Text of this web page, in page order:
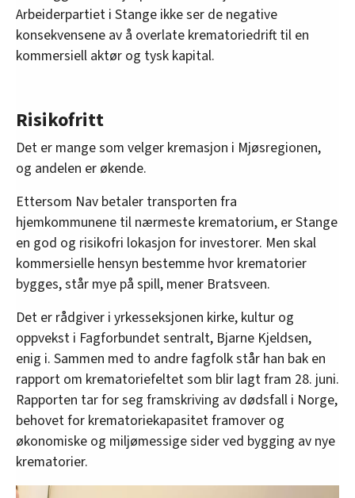
Arbeiderpartiet i Stange ikke ser de negative
konsekvensene av å overlate krematoriedrift til en
kommersiell aktør og tysk kapital.
Risikofritt
Det er mange som velger kremasjon i Mjøsregionen,
og andelen er økende.
Ettersom Nav betaler transporten fra
hjemkommunene til nærmeste krematorium, er Stange
en god og risikofri lokasjon for investorer. Men skal
kommersielle hensyn bestemme hvor krematorier
bygges, står mye på spill, mener Bratsveen.
Det er rådgiver i yrkesseksjonen kirke, kultur og
oppvekst i Fagforbundet sentralt, Bjarne Kjeldsen,
enig i. Sammen med to andre fagfolk står han bak en
rapport om krematoriefeltet som blir lagt fram 28. juni.
Rapporten tar for seg framskriving av dødsfall i Norge,
behovet for krematoriekapasitet framover og
økonomiske og miljømessige sider ved bygging av nye
krematorier.